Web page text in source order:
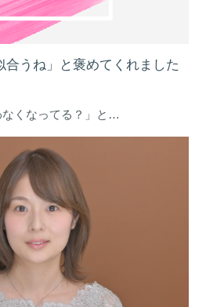
うね」と褒めてくれました
なくなってる？」と…